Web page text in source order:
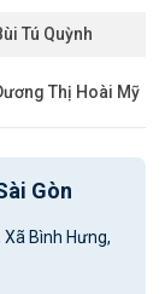
Tú Quỳnh
Thị Hoài Mỹ
Gòn
Bình Hưng,